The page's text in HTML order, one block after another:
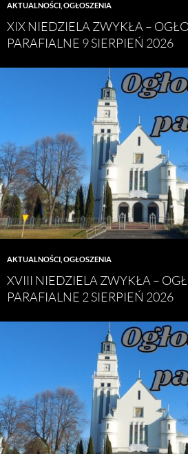
AKTUALNOŚCI OGŁOSZENIA
XIX NIEDZIELA ZWYKŁA –
PARAFIALNE 9 SIERPIEŃ 2026
AKTUALNOŚCI OGŁOSZENIA
XVIII NIEDZIELA ZWYKŁA –
PARAFIALNE 2 SIERPIEŃ 2026